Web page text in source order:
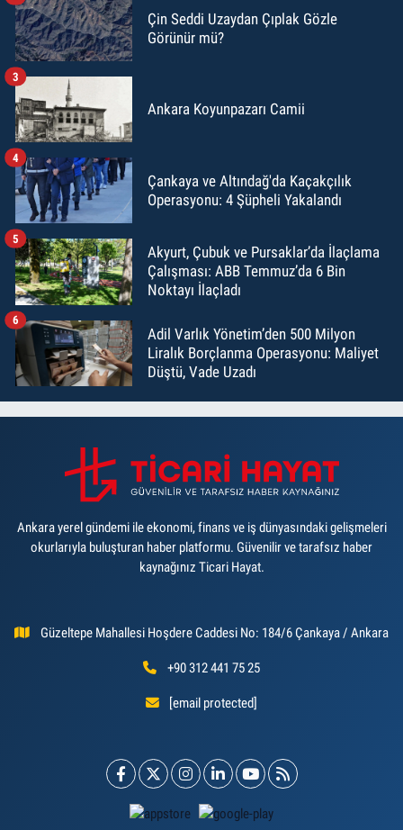
Çin Seddi Uzaydan Çıplak Gözle
Görünür mü?
Ankara Koyunpazarı Camii
3
Çankaya ve Altındağ'da Kaçakçılık
Operasyonu: 4 Şüpheli Yakalandı
4
Akyurt, Çubuk ve Pursaklar’da İlaçlama
Çalışması: ABB Temmuz’da 6 Bin
Noktayı İlaçladı
5
Adil Varlık Yönetim’den 500 Milyon
Liralık Borçlanma Operasyonu: Maliyet
Düştü, Vade Uzadı
6
Ankara yerel gündemi ile ekonomi, finans ve iş dünyasındaki gelişmeleri
okurlarıyla buluşturan haber platformu. Güvenilir ve tarafsız haber
kaynağınız Ticari Hayat.
Güzeltepe Mahallesi Hoşdere Caddesi No: 184/6 Çankaya / Ankara
+90 312 441 75 25
[email protected]